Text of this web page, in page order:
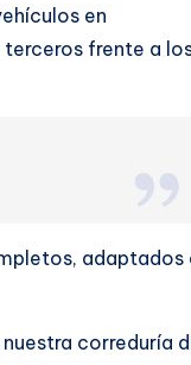
en
frente a
adaptados
correduría